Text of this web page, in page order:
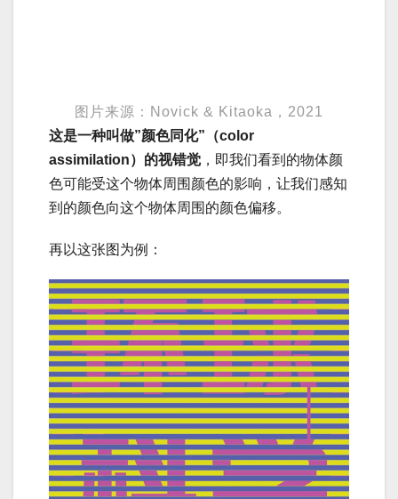
图片来源：Novick & Kitaoka，2021
这是一种叫做”颜色同化”（color
assimilation）的视错觉 ，即我们看到的物体颜
色可能受这个物体周围颜色的影响，让我们感知
到的颜色向这个物体周围的颜色偏移。
再以这张图为例：